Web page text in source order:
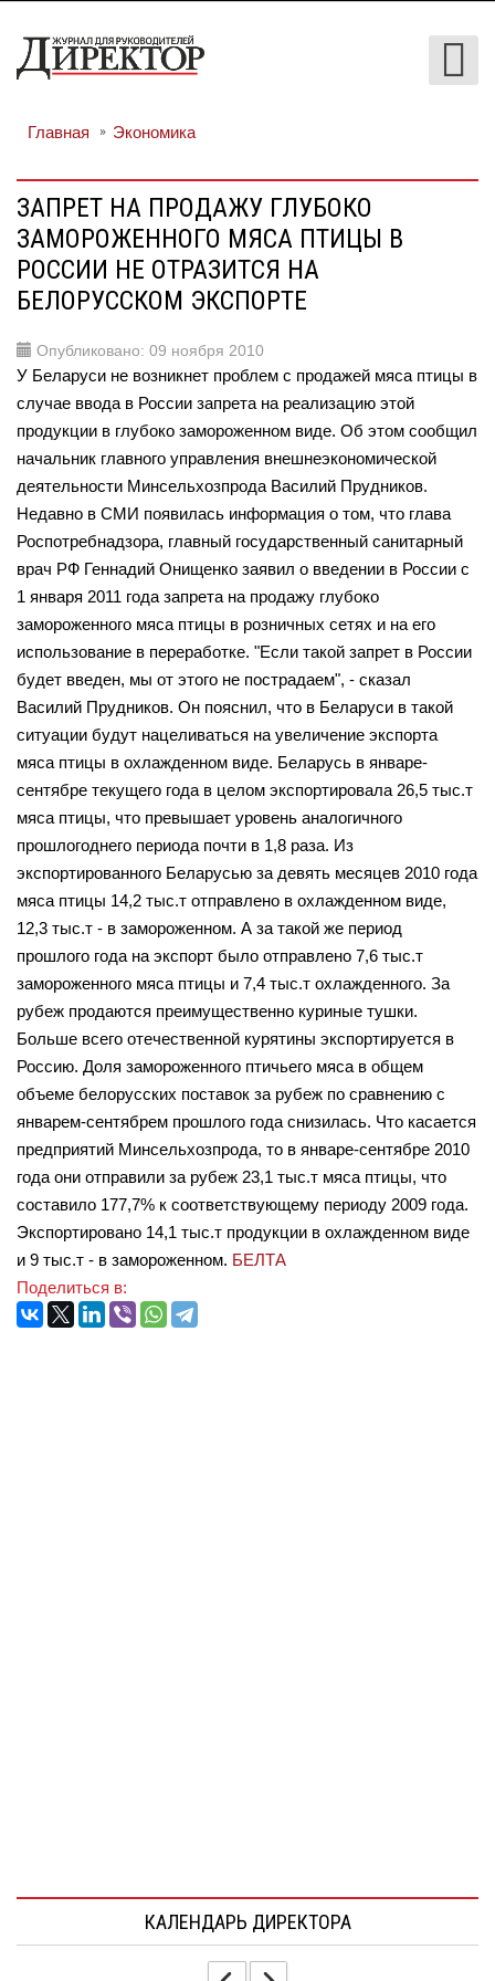
Главная Экономика
ЗАПРЕТ НА ПРОДАЖУ ГЛУБОКО
ЗАМОРОЖЕННОГО МЯСА ПТИЦЫ В
РОССИИ НЕ ОТРАЗИТСЯ НА
БЕЛОРУССКОМ ЭКСПОРТЕ
Опубликовано: 09 ноября 2010
У Беларуси не возникнет проблем с продажей мяса птицы в
случае ввода в России запрета на реализацию этой
продукции в глубоко замороженном виде. Об этом сообщил
начальник главного управления внешнеэкономической
деятельности Минсельхозпрода Василий Прудников.
Недавно в СМИ появилась информация о том, что глава
Роспотребнадзора, главный государственный санитарный
врач РФ Геннадий Онищенко заявил о введении в России с
1 января 2011 года запрета на продажу глубоко
замороженного мяса птицы в розничных сетях и на его
использование в переработке. "Если такой запрет в России
будет введен, мы от этого не пострадаем", - сказал
Василий Прудников. Он пояснил, что в Беларуси в такой
ситуации будут нацеливаться на увеличение экспорта
мяса птицы в охлажденном виде. Беларусь в январе-
сентябре текущего года в целом экспортировала 26,5 тыс.т
мяса птицы, что превышает уровень аналогичного
прошлогоднего периода почти в 1,8 раза. Из
экспортированного Беларусью за девять месяцев 2010 года
мяса птицы 14,2 тыс.т отправлено в охлажденном виде,
12,3 тыс.т - в замороженном. А за такой же период
прошлого года на экспорт было отправлено 7,6 тыс.т
замороженного мяса птицы и 7,4 тыс.т охлажденного. За
рубеж продаются преимущественно куриные тушки.
Больше всего отечественной курятины экспортируется в
Россию. Доля замороженного птичьего мяса в общем
объеме белорусских поставок за рубеж по сравнению с
январем-сентябрем прошлого года снизилась. Что касается
предприятий Минсельхозпрода, то в январе-сентябре 2010
года они отправили за рубеж 23,1 тыс.т мяса птицы, что
составило 177,7% к соответствующему периоду 2009 года.
Экспортировано 14,1 тыс.т продукции в охлажденном виде
и 9 тыс.т - в замороженном. БЕЛТА
Поделиться в:
КАЛЕНДАРЬ ДИРЕКТОРА